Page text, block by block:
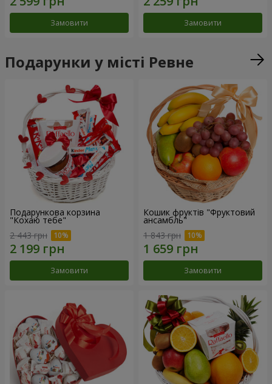
Замовити Замовити
Подарунки у місті Ревне
Подарункова корзина
"Кохаю тебе"
2 443 грн
Замовити
Кошик фруктів "Фруктовий
ансамбль"
1 843 грн
Замовити